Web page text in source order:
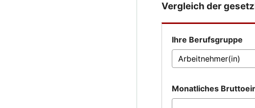
Vergleich der
Ihre Berufsgruppe
Monatliches